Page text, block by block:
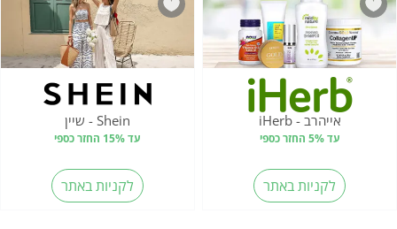
אייהרב - iHerb
עד 5% החזר כספי
לקניות באתר
Shein - שיין
עד 15% החזר כספי
לקניות באתר